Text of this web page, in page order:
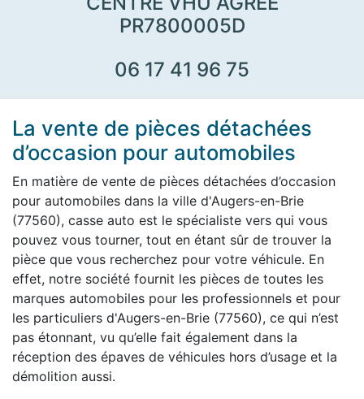
PR7800005D
06 17 41 96 75
La vente de pièces détachées
d’occasion pour automobiles
En matière de vente de pièces détachées d’occasion
pour automobiles dans la ville d'Augers-en-Brie
(77560), casse auto est le spécialiste vers qui vous
pouvez vous tourner, tout en étant sûr de trouver la
pièce que vous recherchez pour votre véhicule. En
effet, notre société fournit les pièces de toutes les
marques automobiles pour les professionnels et pour
les particuliers d'Augers-en-Brie (77560), ce qui n’est
pas étonnant, vu qu’elle fait également dans la
réception des épaves de véhicules hors d’usage et la
démolition aussi.